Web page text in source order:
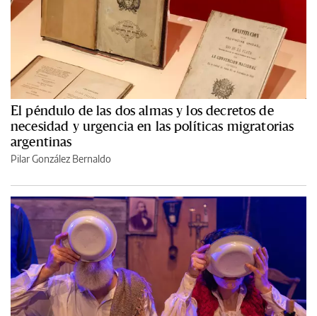
El péndulo de las dos almas y los decretos de
necesidad y urgencia en las políticas migratorias
argentinas
Pilar González Bernaldo